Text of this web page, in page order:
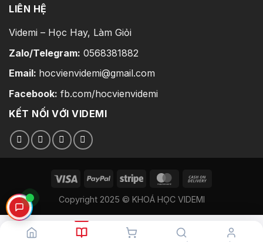
LIÊN HỆ
Videmi – Học Hay, Làm Giỏi
Zalo/Telegram: 0568381882
Email: hocvienvidemi@gmail.com
Facebook: fb.com/hocvienvidemi
KẾT NỐI VỚI VIDEMI
Copyright 2025 © KHOÁ HỌC VIDEMI